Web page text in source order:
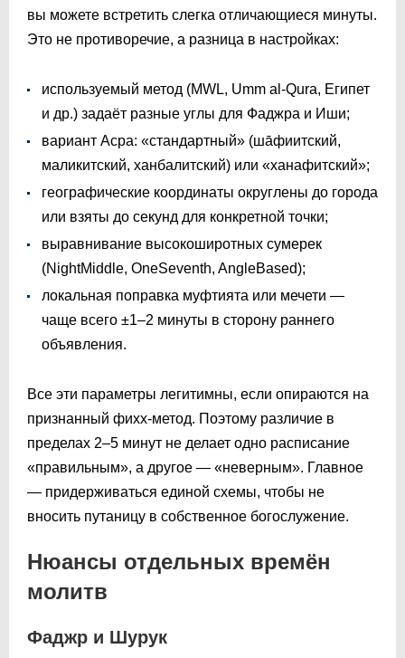
вы можете встретить слегка отличающиеся минуты.
Это не противоречие, а разница в настройках:
используемый метод (MWL, Umm al-Qura, Египет
и др.) задаёт разные углы для Фаджра и Иши;
вариант Асра: «стандартный» (шāфиитский,
маликитский, ханбалитский) или «ханафитский»;
географические координаты округлены до города
или взяты до секунд для конкретной точки;
выравнивание высокоширотных сумерек
(NightMiddle, OneSeventh, AngleBased);
локальная поправка муфтията или мечети —
чаще всего ±1–2 минуты в сторону раннего
объявления.
Все эти параметры легитимны, если опираются на
признанный фихх-метод. Поэтому различие в
пределах 2–5 минут не делает одно расписание
«правильным», а другое — «неверным». Главное
— придерживаться единой схемы, чтобы не
вносить путаницу в собственное богослужение.
Нюансы отдельных времён
молитв
Фаджр и Шурук